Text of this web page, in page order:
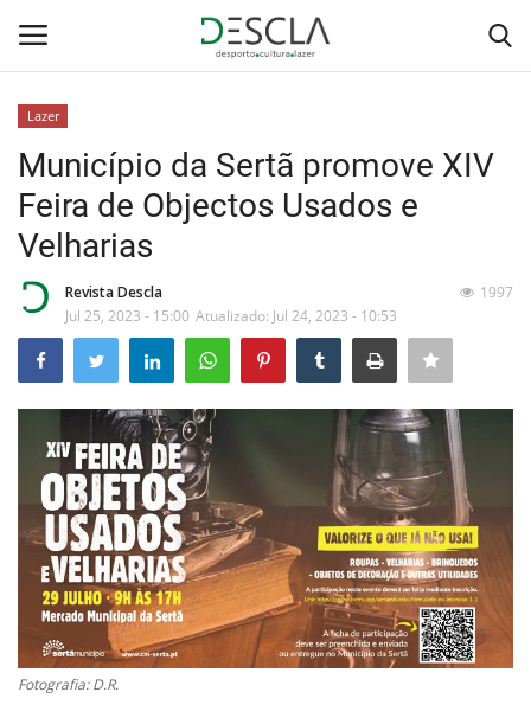
Home
Desporto
Sobre Nós
Educação
Estatuto Editorial
Saúde
Ficha técnica
Lazer
Município da Sertã promove XIV
Feira de Objectos Usados e
Velharias
Revista Descla
Jul 25, 2023 - 15:00 Atualizado: Jul 24, 2023 - 10:53
1997
Fotografia: D.R.